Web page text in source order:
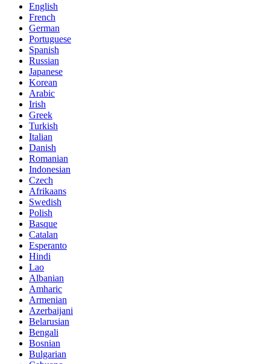
English
French
German
Portuguese
Spanish
Russian
Japanese
Korean
Arabic
Irish
Greek
Turkish
Italian
Danish
Romanian
Indonesian
Czech
Afrikaans
Swedish
Polish
Basque
Catalan
Esperanto
Hindi
Lao
Albanian
Amharic
Armenian
Azerbaijani
Belarusian
Bengali
Bosnian
Bulgarian